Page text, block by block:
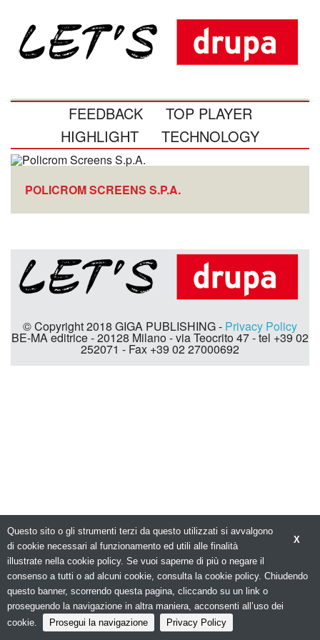
FEEDBACK
TOP PLAYER
HIGHLIGHT
TECHNOLOGY
POLICROM SCREENS S.P.A.
© Copyright 2018 GIGA PUBLISHING - Privacy Policy
BE-MA editrice - 20128 Milano - via Teocrito 47 - tel +39 02
252071 - Fax +39 02 27000692
X
Questo sito o gli strumenti terzi da questo utilizzati si avvalgono
di cookie necessari al funzionamento ed utili alle finalità
illustrate nella cookie policy. Se vuoi saperne di più o negare il
consenso a tutti o ad alcuni cookie, consulta la cookie policy. Chiudendo
questo banner, scorrendo questa pagina, cliccando su un link o
proseguendo la navigazione in altra maniera, acconsenti all’uso dei
cookie.
Prosegui la navigazione Privacy Policy